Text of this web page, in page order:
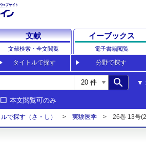
文献
文献検索・全文閲覧
イーブックス
電子書籍閲覧
タイトルで探す 分野で探す
search
本文閲覧可のみ
で探す（さ・し） 実験医学 26巻 13号